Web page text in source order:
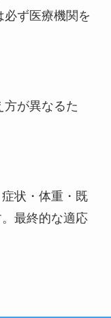
ず医療機関を
が異なるた
状・体重・既
最終的な適応